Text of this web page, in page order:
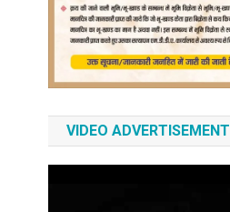
VIDEO ADVERTISEMENT